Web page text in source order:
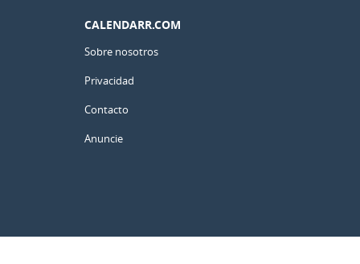
CALENDARR.COM
Sobre nosotros
Privacidad
Contacto
Anuncie